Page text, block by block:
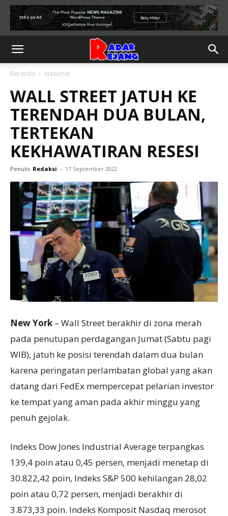
Beranda Nasional
WALL STREET JATUH KE
TERENDAH DUA BULAN,
TERTEKAN
KEKHAWATIRAN RESESI
Penulis Redaksi - 17 September 2022
New York – Wall Street berakhir di zona merah
pada penutupan perdagangan Jumat (Sabtu pagi
WIB), jatuh ke posisi terendah dalam dua bulan
karena peringatan perlambatan global yang akan
datang dari FedEx mempercepat pelarian investor
ke tempat yang aman pada akhir minggu yang
penuh gejolak.
Indeks Dow Jones Industrial Average terpangkas
139,4 poin atau 0,45 persen, menjadi menetap di
30.822,42 poin, Indeks S&P 500 kehilangan 28,02
poin atau 0,72 persen, menjadi berakhir di
3.873,33 poin. Indeks Komposit Nasdaq merosot